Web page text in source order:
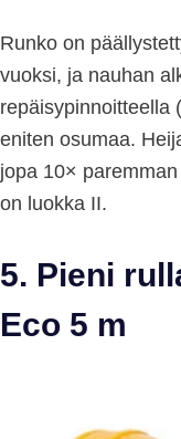
Runko on
vuoksi, ja nauhan
repäisypinnoitteella
eniten osumaa.
jopa 10×
on luokka II.
5. Pieni
Eco 5 m